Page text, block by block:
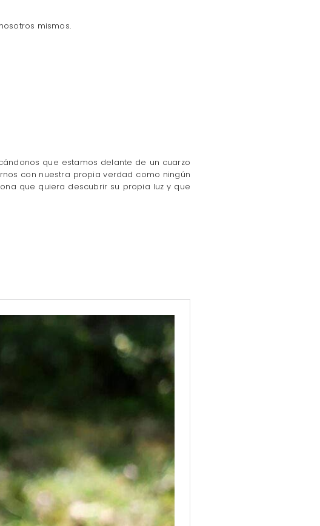
mismos.
que estamos delante de un cuarzo
con nuestra propia verdad como ningún
que quiera descubrir su propia luz y que